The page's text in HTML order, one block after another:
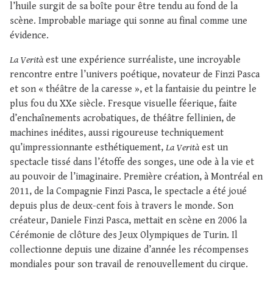
l’huile surgit de sa boîte pour être tendu au fond de la
scène. Improbable mariage qui sonne au final comme une
évidence.
La Verità est une expérience surréaliste, une incroyable
rencontre entre l’univers poétique, novateur de Finzi Pasca
et son « théâtre de la caresse », et la fantaisie du peintre le
plus fou du XXe siècle. Fresque visuelle féerique, faite
d’enchaînements acrobatiques, de théâtre fellinien, de
machines inédites, aussi rigoureuse techniquement
qu’impressionnante esthétiquement, La Verità est un
spectacle tissé dans l’étoffe des songes, une ode à la vie et
au pouvoir de l’imaginaire. Première création, à Montréal en
2011, de la Compagnie Finzi Pasca, le spectacle a été joué
depuis plus de deux-cent fois à travers le monde. Son
créateur, Daniele Finzi Pasca, mettait en scène en 2006 la
Cérémonie de clôture des Jeux Olympiques de Turin. Il
collectionne depuis une dizaine d’année les récompenses
mondiales pour son travail de renouvellement du cirque.